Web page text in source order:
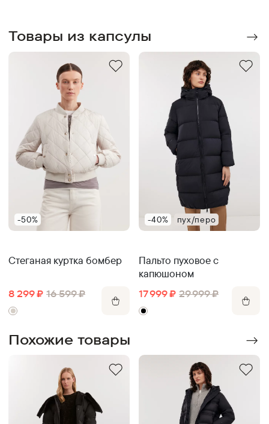
температуру не выше 30 градусов.
Товары из капсулы
-50%
Стеганая куртка бомбер
8 299 ₽ 16 599 ₽
-40% пух/перо
Пальто пуховое с
капюшоном
17 999 ₽ 29 999 ₽
Похожие товары